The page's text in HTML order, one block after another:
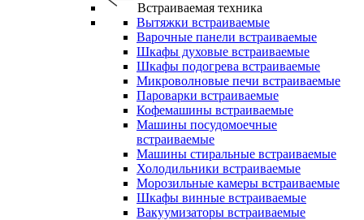
Встраиваемая техника
Вытяжки встраиваемые
Варочные панели встраиваемые
Шкафы духовые встраиваемые
Шкафы подогрева встраиваемые
Микроволновые печи встраиваемые
Пароварки встраиваемые
Кофемашины встраиваемые
Машины посудомоечные
встраиваемые
Машины стиральные встраиваемые
Холодильники встраиваемые
Морозильные камеры встраиваемые
Шкафы винные встраиваемые
Вакуумизаторы встраиваемые